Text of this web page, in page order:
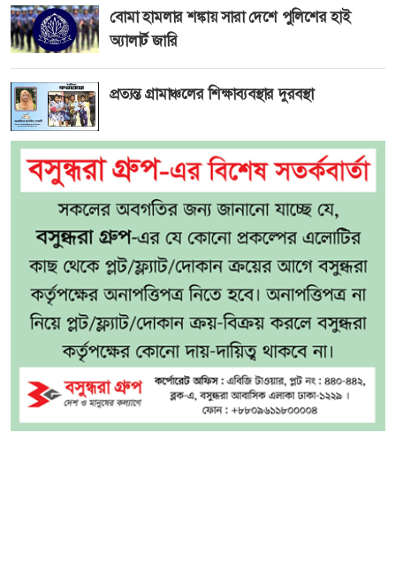
বোমা হামলার শঙ্কায় সারা দেশে পুলিশের হাই
অ্যালার্ট জারি
প্রত্যন্ত গ্রামাঞ্চলের শিক্ষাব্যবস্থার দুরবস্থা